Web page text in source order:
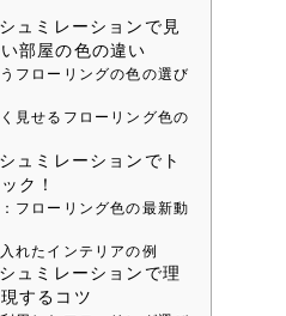
ュミレーションで見
部屋の色の違い
フローリングの色の選び
見せるフローリング色の
ュミレーションでト
ク！
フローリング色の最新動
れたインテリアの例
ュミレーションで理
するコツ